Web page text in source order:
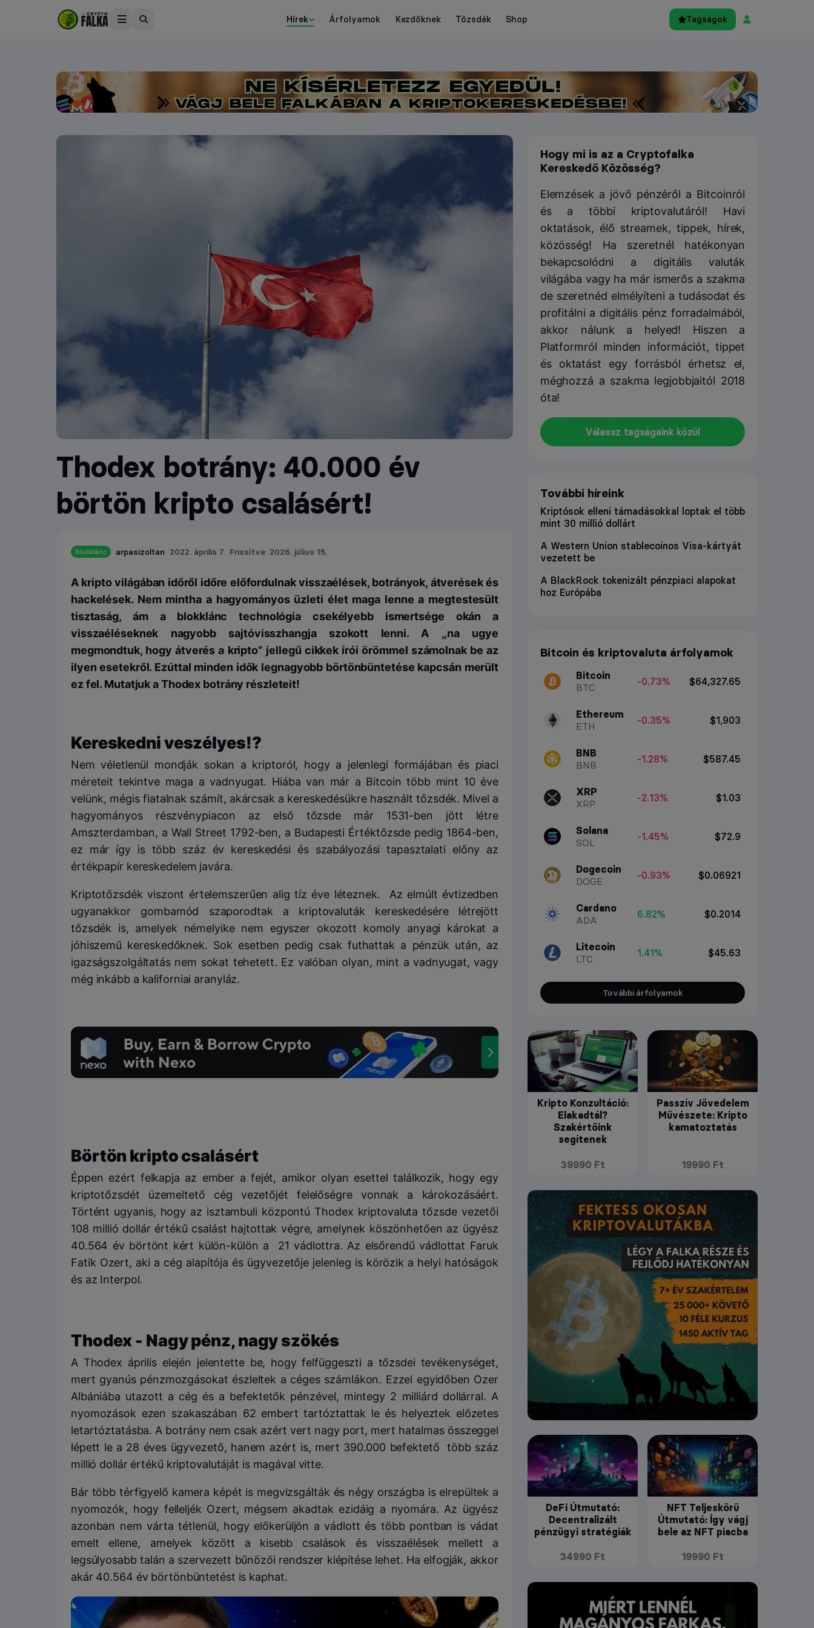
Hírek Árfolyamok Kezdőknek Tőzsdék Shop Tagságok
Thodex botrány: 40.000 év
börtön kripto csalásért!
Blokklánc arpasizoltan 2022. április 7. Frissítve: 2026. július 15.
A kripto világában időről időre előfordulnak visszaélések, botrányok, átverések és
hackelések. Nem mintha a hagyományos üzleti élet maga lenne a megtestesült
tisztaság, ám a blokklánc technológia csekélyebb ismertsége okán a
visszaéléseknek nagyobb sajtóvisszhangja szokott lenni. A ,,na ugye
megmondtuk, hogy átverés a kripto” jellegű cikkek írói örömmel számolnak be az
ilyen esetekről. Ezúttal minden idők legnagyobb börtönbüntetése kapcsán merült
ez fel. Mutatjuk a Thodex botrány részleteit!
Kereskedni veszélyes!?
Nem véletlenül mondják sokan a kriptoról, hogy a jelenlegi formájában és piaci
méreteit tekintve maga a vadnyugat. Hiába van már a Bitcoin több mint 10 éve
velünk, mégis fiatalnak számít, akárcsak a kereskedésükre használt tőzsdék. Mivel a
hagyományos részvénypiacon az első tőzsde már 1531-ben jött létre
Amszterdamban, a Wall Street 1792-ben, a Budapesti Értéktőzsde pedig 1864-ben,
ez már így is több száz év kereskedési és szabályozási tapasztalati előny az
értékpapír kereskedelem javára.
Kriptotőzsdék viszont értelemszerűen alig tíz éve léteznek. Az elmúlt évtizedben
ugyanakkor gombamód szaporodtak a kriptovaluták kereskedésére létrejött
tőzsdék is, amelyek némelyike nem egyszer okozott komoly anyagi károkat a
jóhiszemű kereskedőknek. Sok esetben pedig csak futhattak a pénzük után, az
igazságszolgáltatás nem sokat tehetett. Ez valóban olyan, mint a vadnyugat, vagy
még inkább a kaliforniai aranyláz.
Börtön kripto csalásért
Éppen ezért felkapja az ember a fejét, amikor olyan esettel találkozik, hogy egy
kriptotőzsdét üzemeltető cég vezetőjét felelőségre vonnak a károkozásáért.
Történt ugyanis, hogy az isztambuli központú Thodex kriptovaluta tőzsde vezetői
108 millió dollár értékű csalást hajtottak végre, amelynek köszönhetően az ügyész
40.564 év börtönt kért külön-külön a 21 vádlottra. Az elsőrendű vádlottat Faruk
Fatik Ozert, aki a cég alapítója és ügyvezetője jelenleg is körözik a helyi hatóságok
és az Interpol.
Thodex - Nagy pénz, nagy szökés
A Thodex április elején jelentette be, hogy felfüggeszti a tőzsdei tevékenységet,
mert gyanús pénzmozgásokat észleltek a céges számlákon. Ezzel egyidőben Ozer
Albániába utazott a cég és a befektetők pénzével, mintegy 2 milliárd dollárral. A
nyomozások ezen szakaszában 62 embert tartóztattak le és helyeztek előzetes
letartóztatásba. A botrány nem csak azért vert nagy port, mert hatalmas összeggel
lépett le a 28 éves ügyvezető, hanem azért is, mert 390.000 befektető több száz
millió dollár értékű kriptovalutáját is magával vitte.
Bár több térfigyelő kamera képét is megvizsgálták és négy országba is elrepültek a
nyomozók, hogy felleljék Ozert, mégsem akadtak ezidáig a nyomára. Az ügyész
azonban nem várta tétlenül, hogy előkerüljön a vádlott és több pontban is vádat
emelt ellene, amelyek között a kisebb csalások és visszaélések mellett a
legsúlyosabb talán a szervezett bűnözői rendszer kiépítése lehet. Ha elfogják, akkor
akár 40.564 év börtönbüntetést is kaphat.
Hogy mi is az a Cryptofalka
Kereskedő Közösség?
Elemzések a jövő pénzéről a Bitcoinról
és a többi kriptovalutáról! Havi
oktatások, élő streamek, tippek, hírek,
közösség! Ha szeretnél hatékonyan
bekapcsolódni a digitális valuták
világába vagy ha már ismerős a szakma
de szeretnéd elmélyíteni a tudásodat és
profitálni a digitális pénz forradalmából,
akkor nálunk a helyed! Hiszen a
Platformról minden információt, tippet
és oktatást egy forrásból érhetsz el,
méghozzá a szakma legjobbjaitól 2018
óta!
Válassz tagságaink közül
További híreink
Kriptósok elleni támadásokkal loptak el több
mint 30 millió dollárt
A Western Union stablecoinos Visa-kártyát
vezetett be
A BlackRock tokenizált pénzpiaci alapokat
hoz Európába
Bitcoin és kriptovaluta árfolyamok
Bitcoin
BTC
-0.73% $64,327.65
Ethereum
ETH
-0.35% $1,903
BNB
BNB
-1.28% $587.45
XRP
XRP
-2.13% $1.03
Solana
SOL
-1.45% $72.9
Dogecoin
DOGE
-0.93% $0.06921
Cardano
ADA
6.82% $0.2014
Litecoin
LTC
1.41% $45.63
További árfolyamok
Kripto Konzultáció:
Elakadtál?
Szakértőink
segítenek
39990 Ft
Passzív Jövedelem
Művészete: Kripto
kamatoztatás
19990 Ft
DeFi Útmutató:
Decentralizált
pénzügyi stratégiák
34990 Ft
NFT Teljeskörű
Útmutató: Így vágj
bele az NFT piacba
19990 Ft